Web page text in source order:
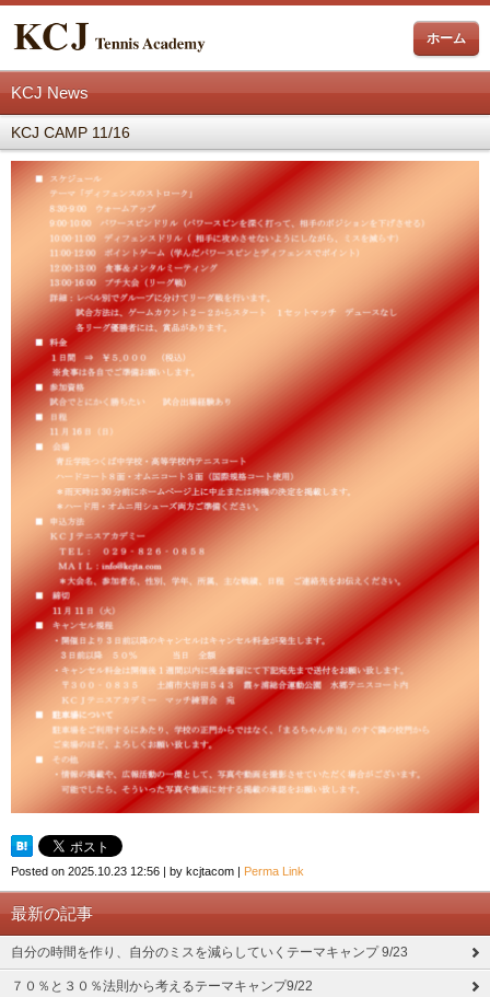
ホーム
KCJ News
KCJ CAMP 11/16
Posted on 2025.10.23 12:56 | by kcjtacom | Perma Link
最新の記事
自分の時間を作り、自分のミスを減らしていくテーマキャンプ 9/23
７０％と３０％法則から考えるテーマキャンプ9/22